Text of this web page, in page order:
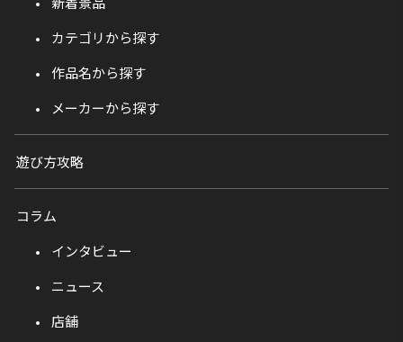
カテゴリから探す
作品名から探す
メーカーから探す
遊び方攻略
コラム
インタビュー
ニュース
店舗